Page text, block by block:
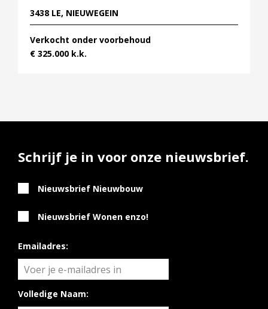
3438 LE, NIEUWEGEIN
Verkocht onder voorbehoud
€ 325.000 k.k.
Schrijf je in voor onze nieuwsbrief.
Nieuwsbrief Nieuwbouw
Nieuwsbrief Wonen enzo!
Emailadres:
Volledige Naam: